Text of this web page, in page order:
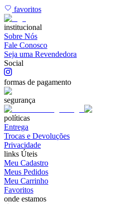
favoritos
institucional
Sobre Nós
Fale Conosco
Seja uma Revendedora
Social
formas de pagamento
segurança
políticas
Entrega
Trocas e Devoluções
Privacidade
links Úteis
Meu Cadastro
Meus Pedidos
Meu Carrinho
Favoritos
onde estamos